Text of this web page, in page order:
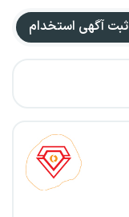
ثبت آگهی استخدام